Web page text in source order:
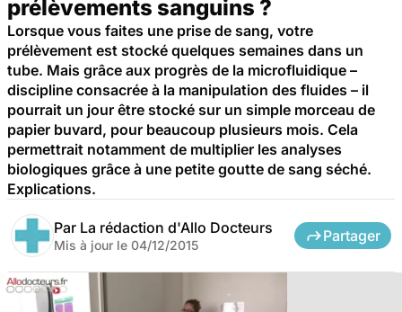
prélèvements sanguins ?
Lorsque vous faites une prise de sang, votre
prélèvement est stocké quelques semaines dans un
tube. Mais grâce aux progrès de la microfluidique –
discipline consacrée à la manipulation des fluides – il
pourrait un jour être stocké sur un simple morceau de
papier buvard, pour beaucoup plusieurs mois. Cela
permettrait notamment de multiplier les analyses
biologiques grâce à une petite goutte de sang séché.
Explications.
Par La rédaction d'Allo Docteurs
Mis à jour le 04/12/2015
Partager